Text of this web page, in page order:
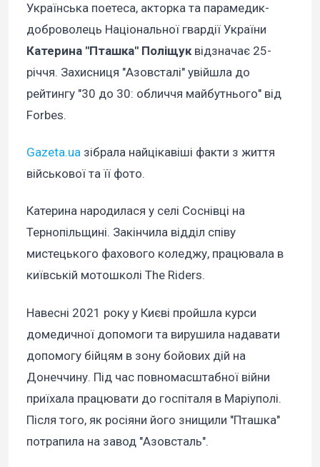
Українська поетеса, акторка та парамедик-
доброволець Національної гвардії України
Катерина "Пташка" Поліщуквідзначає 25-
річчя. Захисниця "Азовсталі" увійшла до
рейтингу "30 до 30: обличчя майбутнього" від
Forbes.
Gazeta.ua зібрала найцікавіші факти з життя
військової та її фото.
Катерина народилася у селі Соснівці на
Тернопільщині. Закінчила відділ співу
мистецького фахового коледжу, працювала в
київській мотошколі The Riders.
Навесні 2021 року у Києві пройшла курси
домедичної допомоги та вирушила надавати
допомогу бійцям в зону бойових дій на
Донеччину. Під час повномасштабної війни
приїхала працювати до госпіталя в Маріуполі.
Після того, як росіяни його знищили "Пташка"
потрапила на завод "Азовсталь".